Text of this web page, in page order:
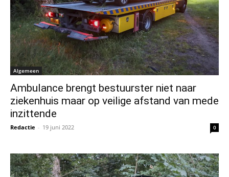
Algemeen
Ambulance brengt bestuurster niet naar
ziekenhuis maar op veilige afstand van mede
inzittende
Redactie - 19 juni 2022 0